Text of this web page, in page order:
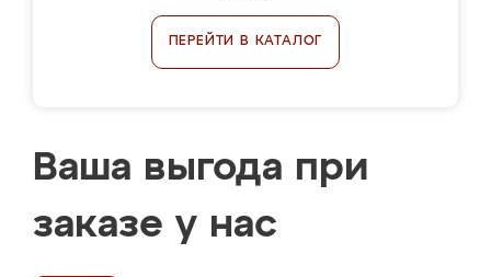
ПЕРЕЙТИ В КАТАЛОГ
Ваша выгода при
заказе у нас